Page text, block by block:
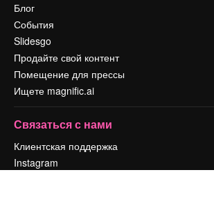
Блог
События
Slidesgo
Продайте свой контент
Помещение для прессы
Ищете magnific.ai
Связаться с нами
Клиентская поддержка
Instagram